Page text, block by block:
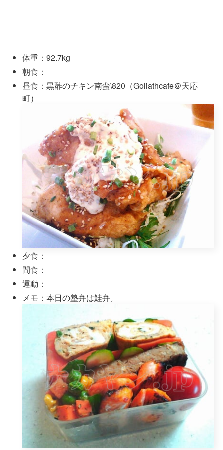
体重：92.7kg
朝食：
昼食：黒酢のチキン南蛮\820（Goliathcafe＠天応
町）
夕食：
間食：
運動：
メモ：本日の塾弁は鮭弁。